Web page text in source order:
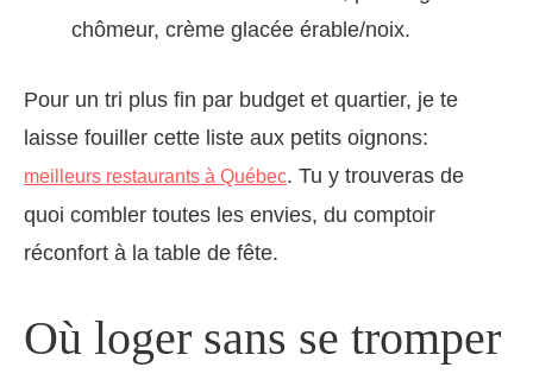
chômeur, crème glacée érable/noix.
Pour un tri plus fin par budget et quartier, je te
laisse fouiller cette liste aux petits oignons:
meilleurs restaurants à Québec. Tu y trouveras de
quoi combler toutes les envies, du comptoir
réconfort à la table de fête.
Où loger sans se tromper